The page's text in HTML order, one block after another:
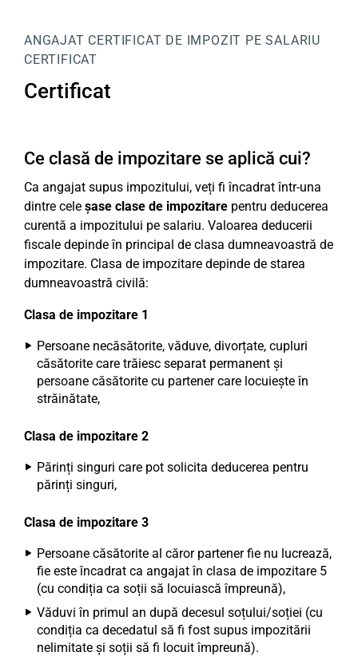
ANGAJAT CERTIFICAT DE IMPOZIT PE SALARIU
CERTIFICAT
Certificat
Ce clasă de impozitare se aplică cui?
Ca angajat supus impozitului, veți fi încadrat într-una
dintre cele șase clase de impozitare pentru deducerea
curentă a impozitului pe salariu. Valoarea deducerii
fiscale depinde în principal de clasa dumneavoastră de
impozitare. Clasa de impozitare depinde de starea
dumneavoastră civilă:
Clasa de impozitare 1
Persoane necăsătorite, văduve, divorțate, cupluri
căsătorite care trăiesc separat permanent și
persoane căsătorite cu partener care locuiește în
străinătate,
Clasa de impozitare 2
Părinți singuri care pot solicita deducerea pentru
părinți singuri,
Clasa de impozitare 3
Persoane căsătorite al căror partener fie nu lucrează,
fie este încadrat ca angajat în clasa de impozitare 5
(cu condiția ca soții să locuiască împreună),
Văduvi în primul an după decesul soțului/soției (cu
condiția ca decedatul să fi fost supus impozitării
nelimitate și soții să fi locuit împreună).